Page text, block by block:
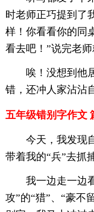
时老师正巧提到了
样！你看看你的同
看去吧！”说完老师
唉！没想到他
错，还冲人家沾沾
五年级错别字作文
今天，我发现
带着我的“兵”去抓捕
我一边走一边
攻”的“猎”、“豪不